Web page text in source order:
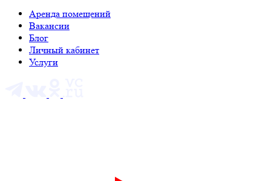
Аренда помещений
Вакансии
Блог
Личный кабинет
Услуги